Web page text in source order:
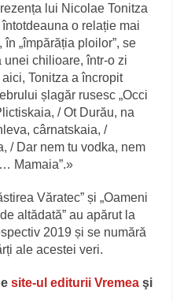
lui Nicolae Tonitza
o relație mai
„împărăția ploilor”, se
unei chilioare, într-o zi
Tonitza a încropit
șlagăr rusesc „Occi
/ Ot Durău, na
cârnatskaia, /
/ Dar nem tu vodka, nem
Mamaia”.»
Văratec” și „Oameni
altădată” au apărut la
2019 și se numără
ale acestei veri.
site-ul editurii Vremea şi